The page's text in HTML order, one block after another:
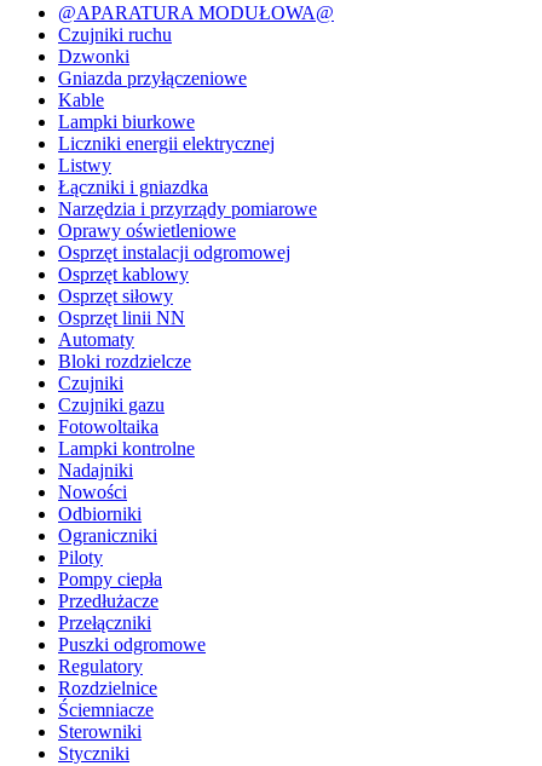
@APARATURA MODUŁOWA@
Czujniki ruchu
Dzwonki
Gniazda przyłączeniowe
Kable
Lampki biurkowe
Liczniki energii elektrycznej
Listwy
Łączniki i gniazdka
Narzędzia i przyrządy pomiarowe
Oprawy oświetleniowe
Osprzęt instalacji odgromowej
Osprzęt kablowy
Osprzęt siłowy
Osprzęt linii NN
Automaty
Bloki rozdzielcze
Czujniki
Czujniki gazu
Fotowoltaika
Lampki kontrolne
Nadajniki
Nowości
Odbiorniki
Ograniczniki
Piloty
Pompy ciepła
Przedłużacze
Przełączniki
Puszki odgromowe
Regulatory
Rozdzielnice
Ściemniacze
Sterowniki
Styczniki